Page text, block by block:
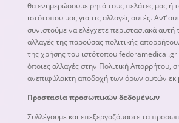
θα ενημερώσουμε ρητά τους πελάτες μας ή
ιστότοπου μας για τις αλλαγές αυτές. Αντ̓
συνιστούμε να ελέγχετε περιστασιακά αυτή
αλλαγές της παρούσας πολιτικής
της χρήσης του ιστότοπου fedoramedical.gr
όποιες αλλαγές στην Πολιτική Απορρήτου,
ανεπιφύλακτη αποδοχή των όρων αυτών εκ
Προστασία προσωπικών δεδομένων
Συλλέγουμε και επεξεργαζόμαστε τα